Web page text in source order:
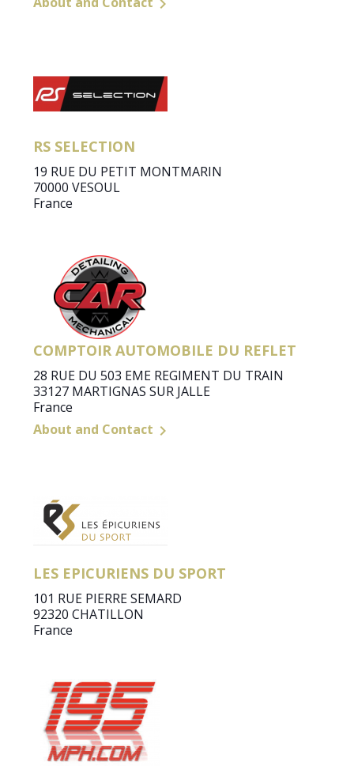

RS SELECTION
19 RUE DU PETIT MONTMARIN
70000 VESOUL
France
COMPTOIR AUTOMOBILE DU REFLET
28 RUE DU 503 EME REGIMENT DU TRAIN
33127 MARTIGNAS SUR JALLE
France
About and Contact 
LES EPICURIENS DU SPORT
101 RUE PIERRE SEMARD
92320 CHATILLON
France